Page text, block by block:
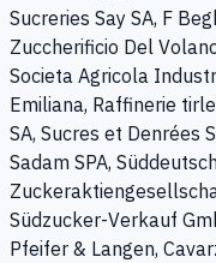
Sucreries Say SA, F
Zuccherificio Del
Societa Agricola
Emiliana, Raffinerie
SA, Sucres et Denrées
Sadam SPA,
Südzucker-Verkauf
Pfeifer & Langen,